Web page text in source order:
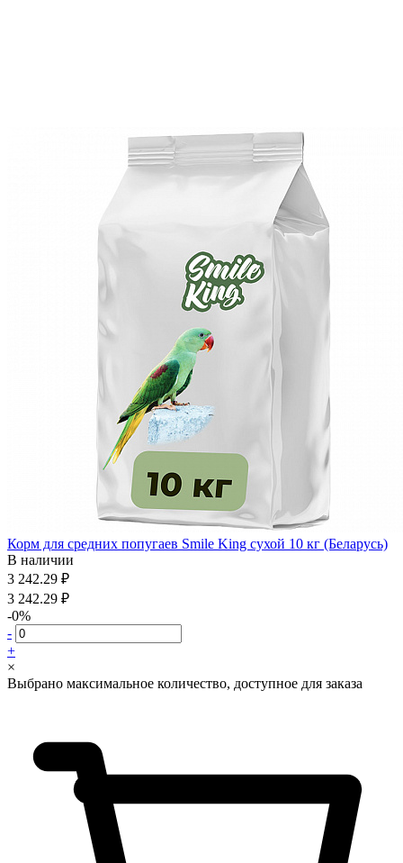
Корм для средних попугаев Smile King сухой 10 кг (Беларусь)
В наличии
3 242.29 ₽
3 242.29 ₽
-0%
-
+
×
Выбрано максимальное количество, доступное для заказа